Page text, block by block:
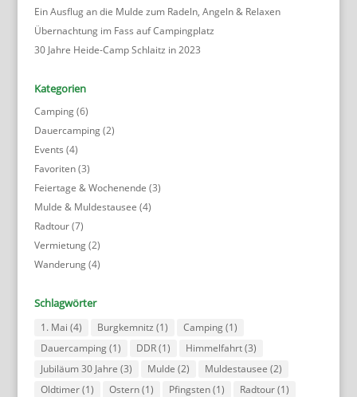
Ein Ausflug an die Mulde zum Radeln, Angeln & Relaxen
Übernachtung im Fass auf Campingplatz
30 Jahre Heide-Camp Schlaitz in 2023
Kategorien
Camping(6)
Dauercamping(2)
Events (4)
Favoriten(3)
Feiertage & Wochenende (3)
Mulde & Muldestausee (4)
Radtour(7)
Vermietung(2)
Wanderung(4)
Schlagwörter
1. Mai (4) Burgkemnitz (1) Camping(1)
Dauercamping(1) DDR(1) Himmelfahrt(3)
Jubiläum 30 Jahre (3) Mulde (2) Muldestausee (2)
Oldtimer(1) Ostern(1) Pfingsten(1) Radtour(1)